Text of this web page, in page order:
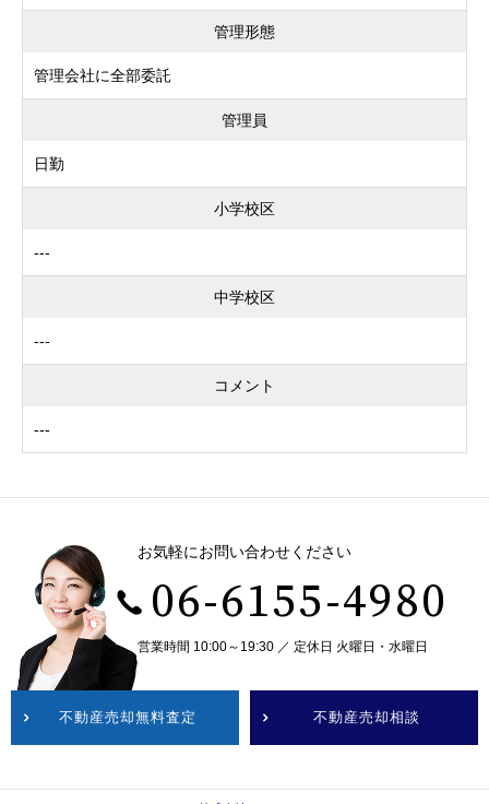
管理形態
管理会社に全部委託
管理員
日勤
小学校区
---
中学校区
---
コメント
---
お気軽にお問い合わせください
06-6155-4980
営業時間 10:00～19:30 ／ 定休日 火曜日・水曜日
不動産売却無料査定 不動産売却相談